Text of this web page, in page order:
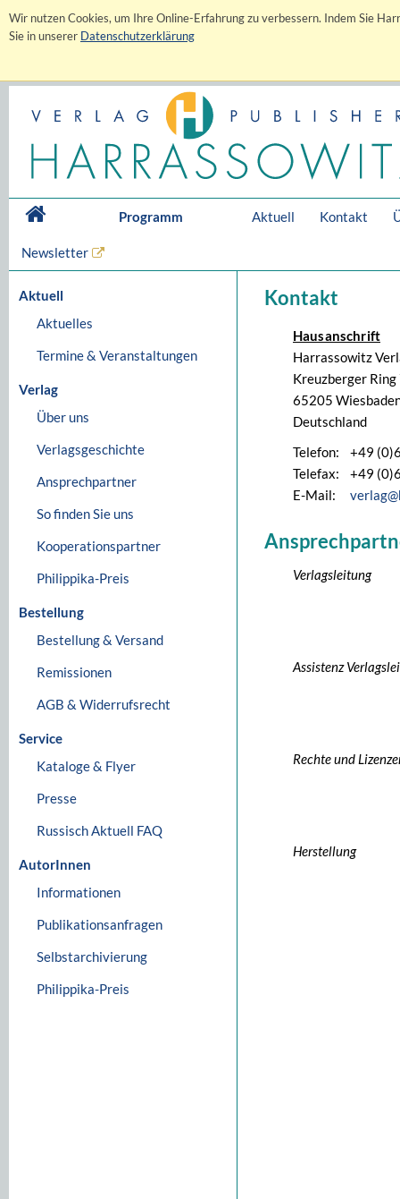
Wir nutzen Cookies, um Ihre Online-Erfahrung zu verbessern. Indem Sie
Sie in unserer Datenschutzerklärung
Programm Aktuell Kontakt
Newsletter
Aktuell
Aktuelles
Termine & Veranstaltungen
Verlag
Über uns
Verlagsgeschichte
Ansprechpartner
So finden Sie uns
Kooperationspartner
Philippika-Preis
Bestellung
Bestellung & Versand
Remissionen
AGB & Widerrufsrecht
Service
Kataloge & Flyer
Presse
Russisch Aktuell FAQ
AutorInnen
Informationen
Publikationsanfragen
Selbstarchivierung
Philippika-Preis
Kontakt
Hausanschrift
Harrassowitz
Kreuzberger Ring
65205
Deutschland
Telefon:
+49
Telefax:
+49
E-Mail:
Verlagsleitung
Assistenz
Rechte und
Herstellung